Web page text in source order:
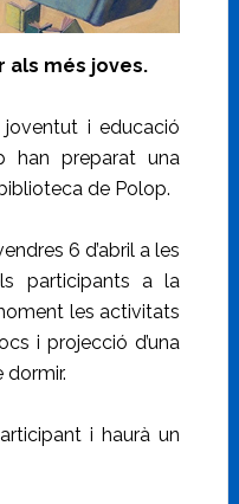
als més joves.
i educació
han preparat una
de Polop.
6 d’abril a les
participants a la
les activitats
i projecció d’una
dormir.
i haurà un